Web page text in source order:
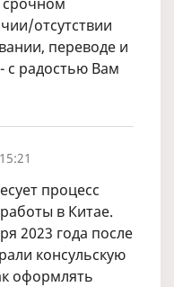
отсутствии
переводе и
с радостью Вам
процесс
в Китае.
2023 года после
консульскую
оформлять